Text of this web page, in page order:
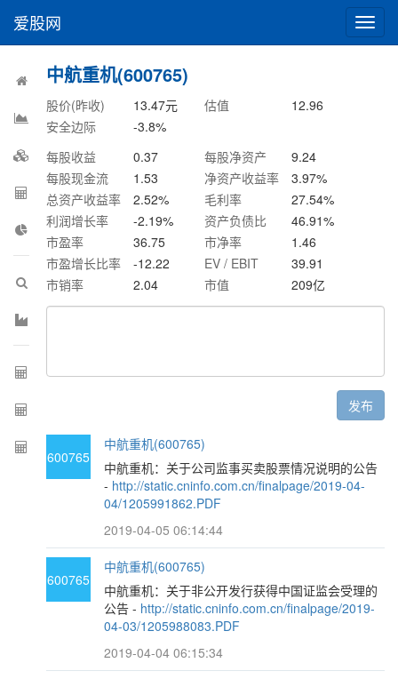
切
换
爱股网
中航重机(600765)
股价(昨收) 13.47元 估值
12.96
安全边际
-3.8%
每股收益
0.37 每股净资产
9.24
每股现金流
1.53 净资产收益率 3.97%
总资产收益率
2.52% 毛利率 27.54%
利润增长率
-2.19% 资产负债比 46.91%
市盈率
36.75 市净率
1.46
市盈增长比率
-12.22 EV / EBIT
39.91
市销率
2.04 市值 209亿
发布
600765
中航重机(600765)
中航重机：关于公司监事买卖股票情况说明的公告
- http://static.cninfo.com.cn/finalpage/2019-04-
04/1205991862.PDF
2019-04-05 06:14:44
600765
中航重机(600765)
中航重机：关于非公开发行获得中国证监会受理的
公告 - http://static.cninfo.com.cn/finalpage/2019-
04-03/1205988083.PDF
2019-04-04 06:15:34